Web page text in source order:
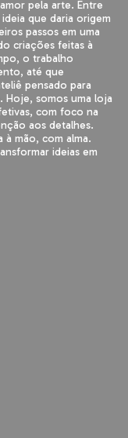
pela arte. Entre
que daria origem
passos em uma
criações feitas à
o trabalho
até que
pensado para
Hoje, somos uma loja
com foco na
aos detalhes.
à mão, com alma.
ideias em